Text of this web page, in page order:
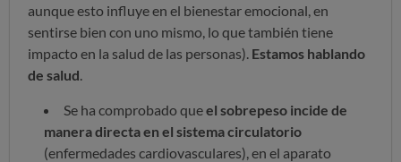
aunque esto influye en el bienestar emocional, en
sentirse bien con uno mismo, lo que también tiene
impacto en la salud de las personas). Estamos hablando
de salud
Se ha comprobado queel sobrepeso incide de
manera directa en el sistema circulatorio
(enfermedades cardiovasculares), en el aparato